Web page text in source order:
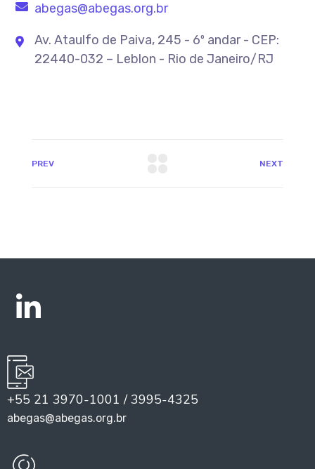
abegas@abegas.org.br
Av. Ataulfo de Paiva, 245 - 6º andar - CEP:
22440-032 – Leblon - Rio de Janeiro/RJ
PREV NEXT
+55 21 3970-1001 / 3995-4325
abegas@abegas.org.br